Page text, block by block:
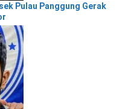
Pulau Panggung Gerak